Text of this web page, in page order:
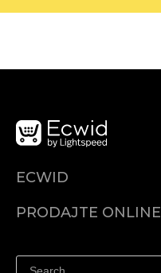
ECWID
PRODAJTE ONLINE